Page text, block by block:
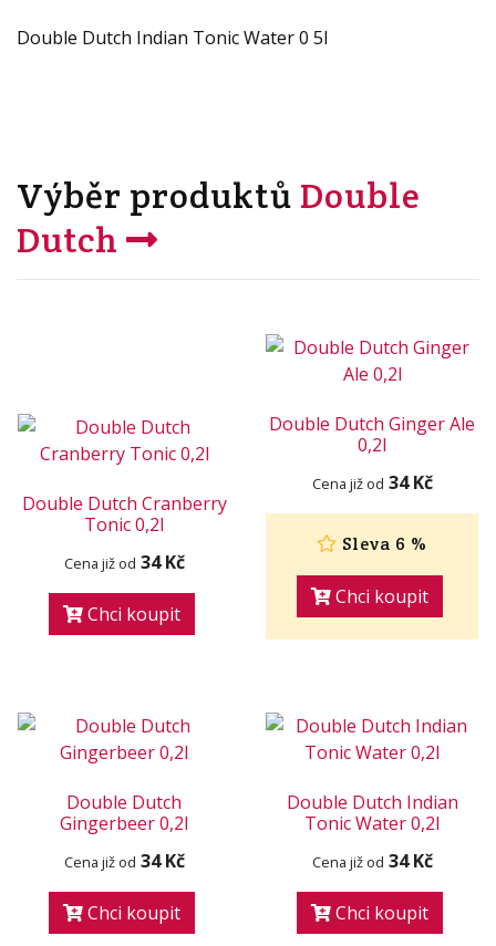
Double Dutch Indian Tonic Water 0 5l
Výběr produktů Double
Dutch
Double Dutch Cranberry
Tonic 0,2l
Cena již od 34 Kč
Chci koupit
Double Dutch Ginger Ale
0,2l
Cena již od 34 Kč
Sleva 6 %
Chci koupit
Double Dutch
Gingerbeer 0,2l
Cena již od 34 Kč
Chci koupit
Double Dutch Indian
Tonic Water 0,2l
Cena již od 34 Kč
Chci koupit